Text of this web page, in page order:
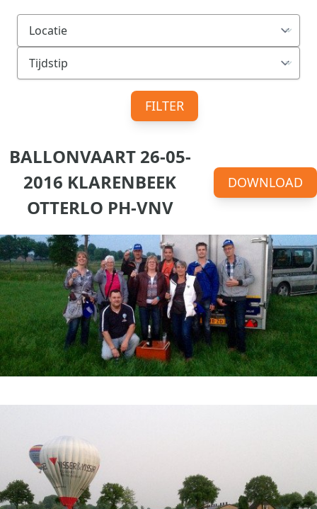
FILTER
BALLONVAART 26-05-
2016 KLARENBEEK
OTTERLO PH-VNV
DOWNLOAD